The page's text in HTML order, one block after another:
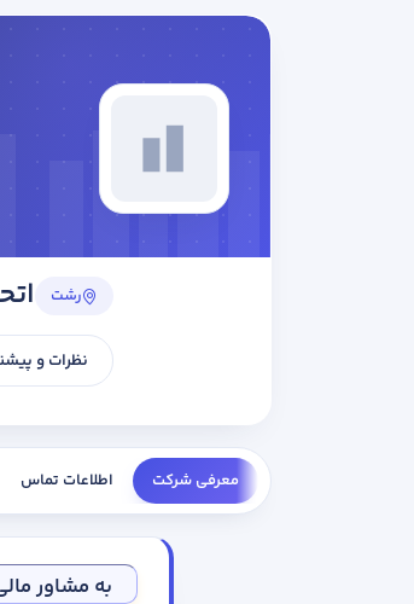
رشت
نظرات و
معرفی شرکت اطلاعات تماس
به مشاور